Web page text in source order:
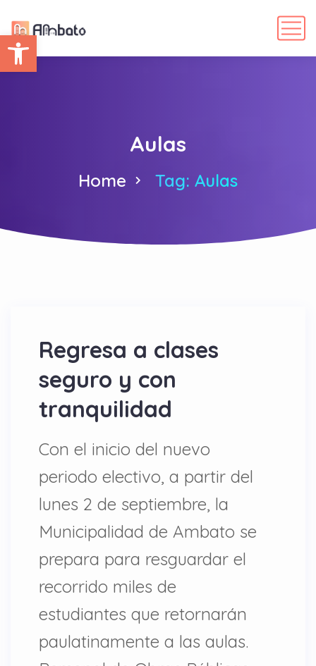
Abrir barra de herramientas
Aulas
Home Tag: Aulas
Regresa a clases
seguro y con
tranquilidad
Con el inicio del nuevo
periodo electivo, a partir del
lunes 2 de septiembre, la
Municipalidad de Ambato se
prepara para resguardar el
recorrido miles de
estudiantes que retornarán
paulatinamente a las aulas.